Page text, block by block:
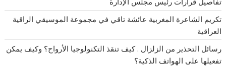
تكريم الشاعرة المغربية عائشة تاقي في مجموعة الموسيقي الراقية
العراقية
رسائل التحذير من الزلزال . كيف تنقذ التكنولوجيا الأرواح؟ وكيف يمكن
تفعيلها على الهواتف الذكية؟